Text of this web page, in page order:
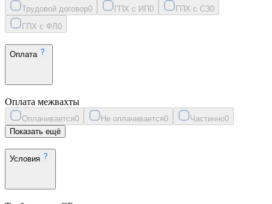
Трудовой договор0 ГПХ с ИП0 ГПХ с СЗ0
ГПХ с ФЛ 0
Оплата
Оплата межвахты
Оплачивается0 Не оплачивается0 Частично0
Показать ещё
Условия